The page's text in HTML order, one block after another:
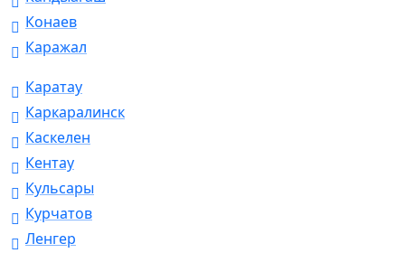
Конаев
Каражал
Каратау
Каркаралинск
Каскелен
Кентау
Кульсары
Курчатов
Ленгер